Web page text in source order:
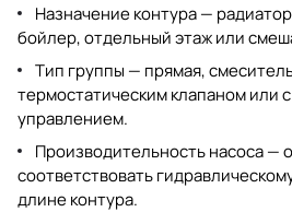
Назначение контура —
бойлер, отдельный этаж или
Тип группы — прямая,
термостатическим клапаном или
управлением.
Производительность насоса —
соответствовать
длине контура.